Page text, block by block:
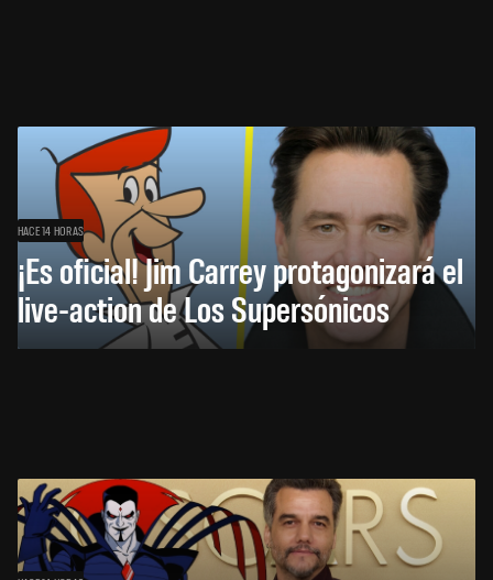
HACE 14 HORAS
¡Es oficial! Jim Carrey protagonizará el
live-action de Los Supersónicos